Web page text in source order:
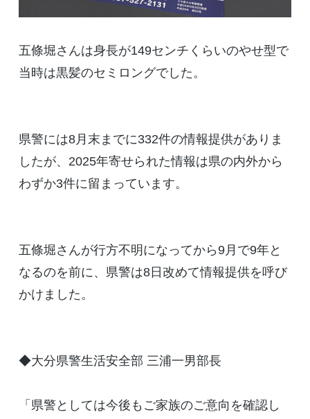
五條堀さんは身長が149センチくらいのやせ型で
当時は黒髪のセミロングでした。
県警には8月末までに332件の情報提供がありま
したが、2025年寄せられた情報は県の内外から
わずか3件に留まっています。
五條堀さんが行方不明になってから9月で9年と
なるのを前に、県警は8日改めて情報提供を呼び
かけました。
◆大分県警生活安全部 三浦一男部長
「県警としては今後もご家族のご意向を確認し